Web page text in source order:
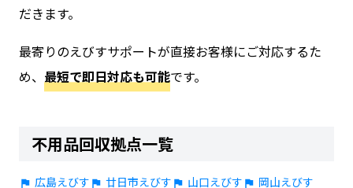
だきます。
最寄りのえびすサポートが直接お客様にご対応するた
め、 最短で即日対応も可能です。
不用品回収拠点一覧
広島えびす 廿日市えびす 山口えびす
岡山えびす